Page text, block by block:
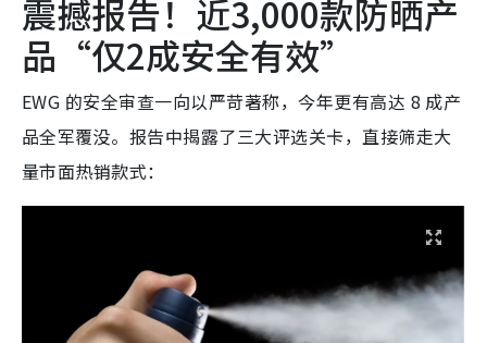
震撼报告！近3,000款防晒产
品“仅2成安全有效”
EWG 的安全审查一向以严苛著称，今年更有高达 8 成产
品全军覆没。报告中揭露了三大评选关卡，直接筛走大
量市面热销款式：